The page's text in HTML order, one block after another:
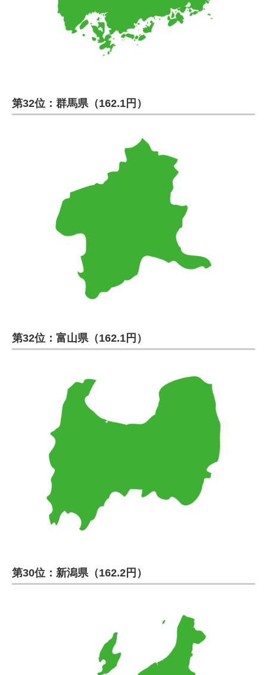
第32位：群馬県（162.1円）
第32位：富山県（162.1円）
第30位：新潟県（162.2円）